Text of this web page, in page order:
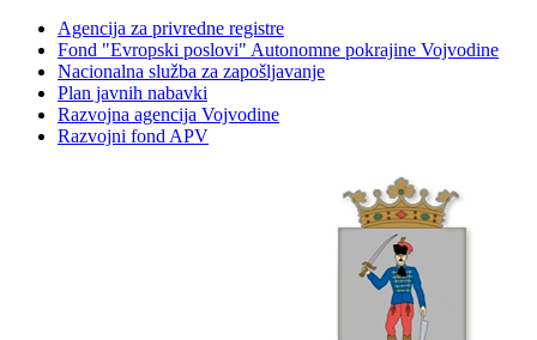
Agencija za privredne registre
Fond "Evropski poslovi" Autonomne pokrajine Vojvodine
Nacionalna služba za zapošljavanje
Plan javnih nabavki
Razvojna agencija Vojvodine
Razvojni fond APV